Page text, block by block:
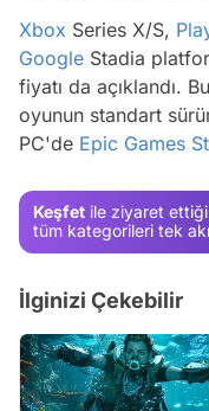
Xbox Series X/S,
Google Stadia
fiyatı da açıklandı.
oyunun standart
PC'de Epic Games
Keşfet ile ziyaret
tüm kategorileri tek
İlginizi Çekebilir